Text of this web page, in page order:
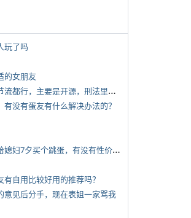
玩了吗
的女朋友
*
有啥搞钱的路子吗，开源节流都行，主要是开源，刑法里的咱不做
没有蛋友有什么解决办法的？
*
想请教有经验的蛋友，想给媳妇7夕买个跳蛋，有没有性价比高的推荐
自用比较好用的推荐吗？
见后分手，现在表姐一家骂我